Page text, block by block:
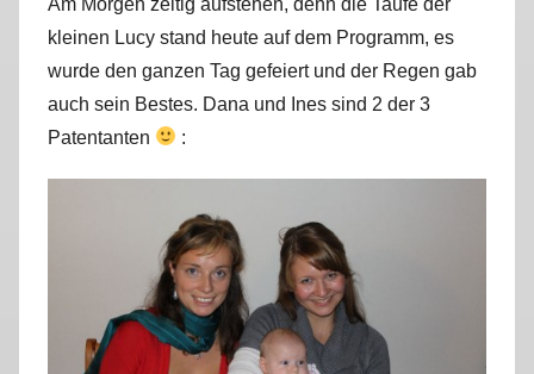
k
u
s
kleinen Lucy stand heute auf dem Programm, es
wurde den ganzen Tag gefeiert und der Regen gab
auch sein Bestes. Dana und Ines sind 2 der 3
Patentanten
: